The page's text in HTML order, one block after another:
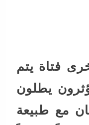
فتاة يتم
يطلون
مع طبيعة